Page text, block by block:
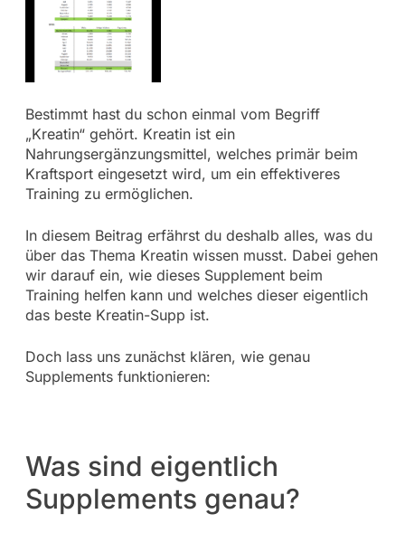
Bestimmt hast du schon einmal vom Begriff
„Kreatin“ gehört. Kreatin ist ein
Nahrungsergänzungsmittel, welches primär beim
Kraftsport eingesetzt wird, um ein effektiveres
Training zu ermöglichen.
In diesem Beitrag erfährst du deshalb alles, was du
über das Thema Kreatin wissen musst. Dabei gehen
wir darauf ein, wie dieses Supplement beim
Training helfen kann und welches dieser eigentlich
das beste Kreatin-Supp ist.
Doch lass uns zunächst klären, wie genau
Supplements funktionieren:
Was sind eigentlich
Supplements genau?